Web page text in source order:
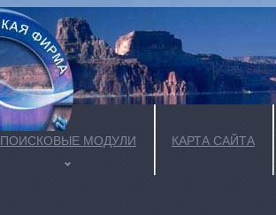
ПОИСКОВЫЕ МОДУЛИ КАРТА САЙТА